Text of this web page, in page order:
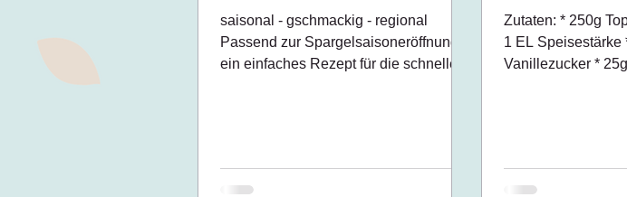
saisonal - gschmackig - regional
Passend zur Spargelsaisoneröffnung
ein einfaches Rezept für die schnelle
Zutaten: * 250g
1 EL Speisestärke
Vanillezucker *